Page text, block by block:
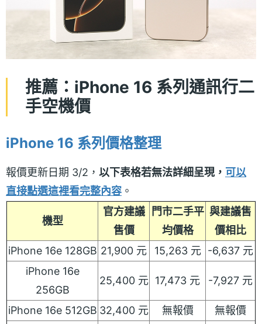
推薦：iPhone 16 系列通訊行二
手空機價
iPhone 16 系列價格整理
報價更新日期 3/2， 以下表格若無法詳細呈現， 可以
直接點選這裡看完整內容 。
機型
官方建議
售價
門市二手平
均價格
與建議售
價相比
iPhone 16e 128GB 21,900 元 15,263 元 -6,637 元
iPhone 16e
256GB
25,400 元 17,473 元 -7,927 元
iPhone 16e 512GB 32,400 元 無報價 無報價